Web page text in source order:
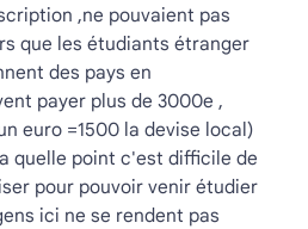
,ne pouvaient pas
que les étudiants étranger
des pays en
payer plus de 3000e ,
euro =1500 l a devise local)
quelle point c'est difficile de
pour pouvoir venir étudier
ici ne se rendent pas